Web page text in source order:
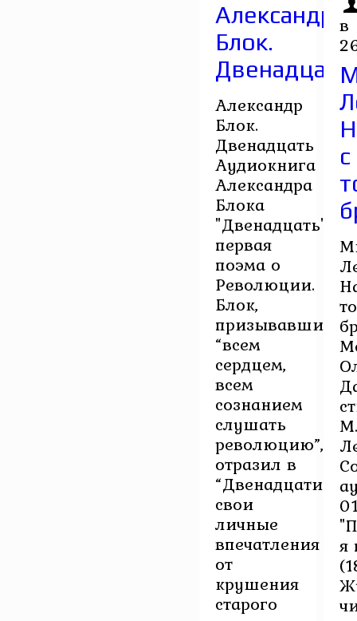
Александр
Блок.
Двенадцать
Александр
Блок.
Двенадцать
Аудиокнига
Александра
Блока
"Двенадцать"
первая
поэма о
Революции.
Блок,
призывавший
“всем
сердцем,
всем
сознанием
слушать
революцию”,
отразил в
“Двенадцати”
свои
личные
впечатления
от
крушения
старого
в
с
я